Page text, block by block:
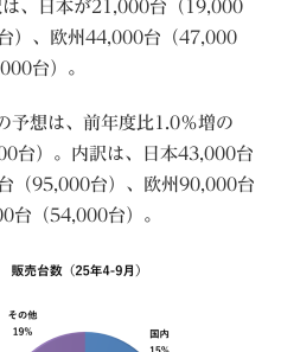
、日本が21,000台（19,000
）、欧州44,000台（47,000
台）。
予想は、前年度比1.0％増の
台）。内訳は、日本43,000台
（95,000台）、欧州90,000台
台（54,000台）。